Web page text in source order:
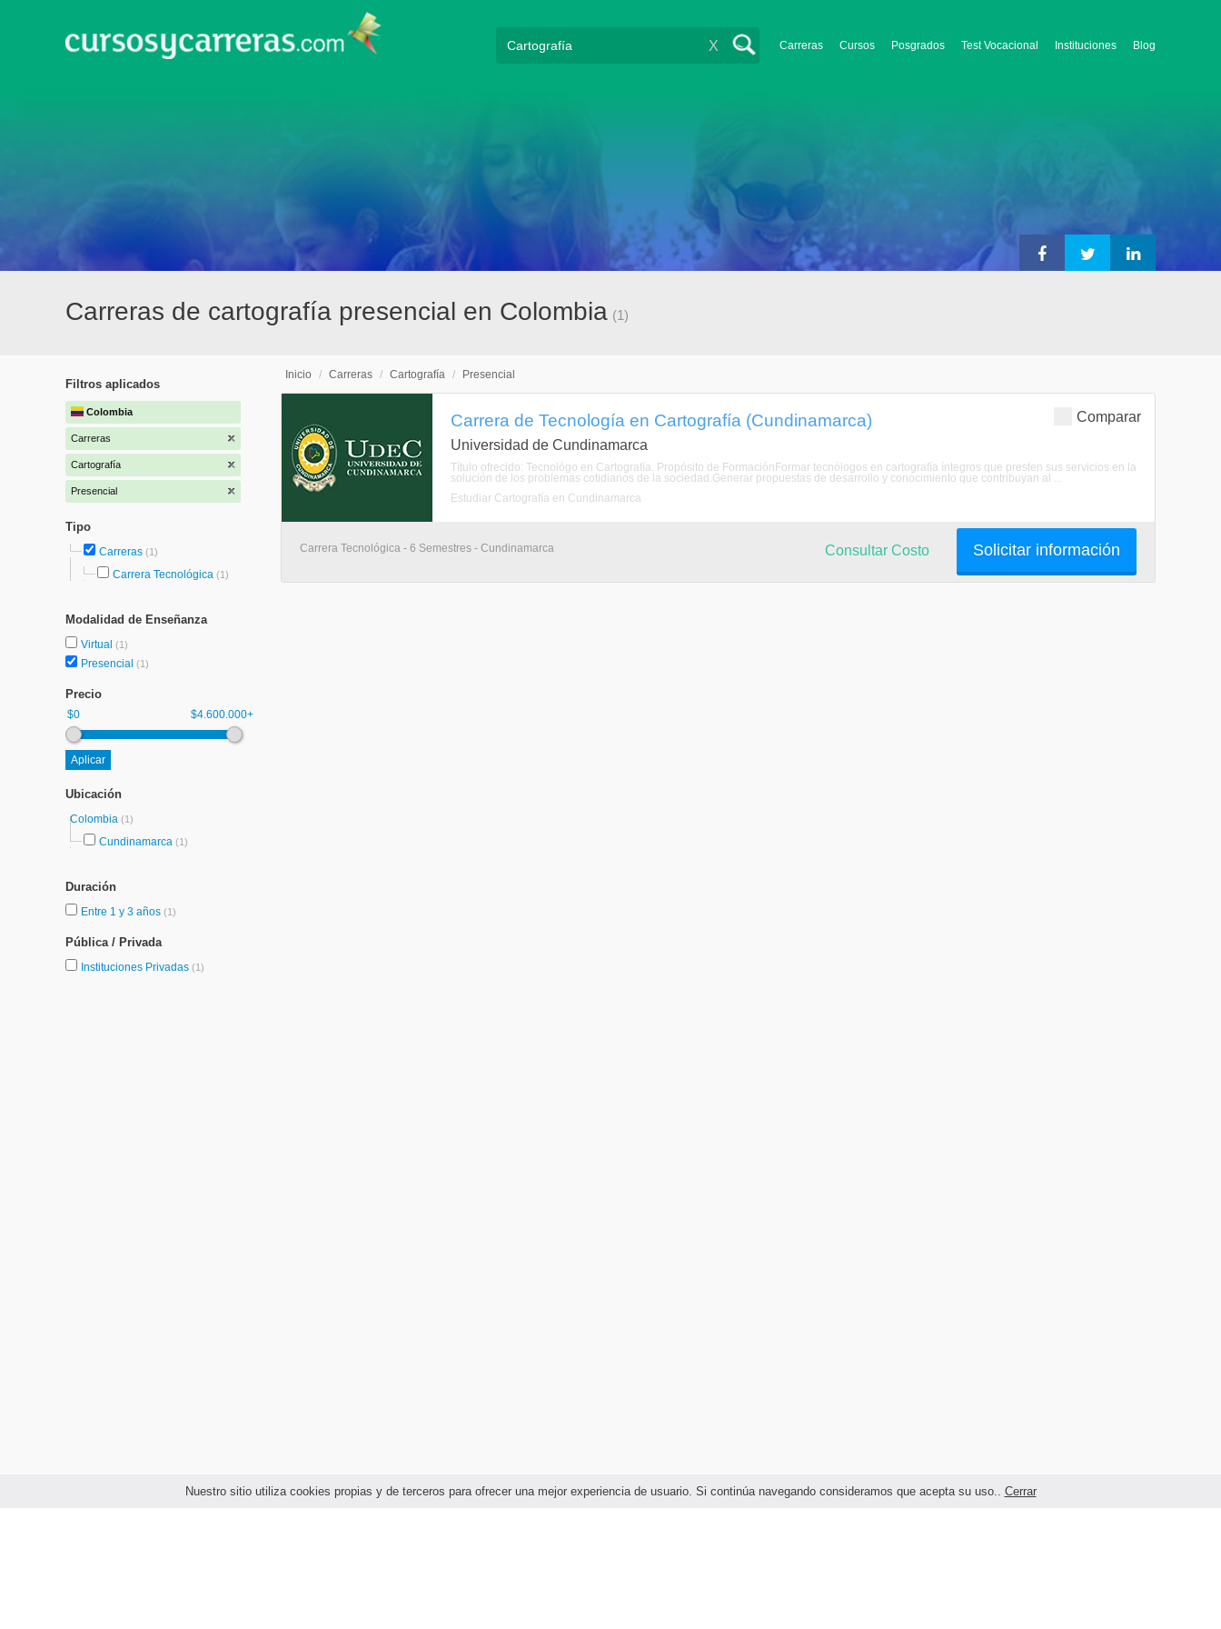
Nuestro sitio utiliza cookies propias y de terceros para ofrecer una mejor experiencia de usuario. Si continúa navegando consideramos que acepta su uso.. Cerrar
Carreras Cursos Posgrados Test Vocacional Instituciones Blog
X
Carreras de cartografía presencial en Colombia (1)
Filtros aplicados
Colombia
Carreras
Cartografía
Presencial
Tipo
Carreras (1)
Carrera Tecnológica (1)
Modalidad de Enseñanza
Virtual (1)
Presencial (1)
Precio
$0 $4.600.000+
Ubicación
Colombia (1)
Cundinamarca (1)
Duración
Entre 1 y 3 años (1)
Pública / Privada
Instituciones Privadas (1)
Inicio / Carreras / Cartografía / Presencial
Comparar
Carrera de Tecnología en Cartografía (Cundinamarca)
Universidad de Cundinamarca
Título ofrecido: Tecnológo en Cartografía. Propósito de FormaciónFormar tecnólogos en cartografía íntegros que presten sus servicios en la
solución de los problemas cotidianos de la sociedad.Generar propuestas de desarrollo y conocimiento que contribuyan al ...
Estudiar Cartografía en Cundinamarca
Carrera Tecnológica - 6 Semestres - Cundinamarca Solicitar información
Consultar Costo